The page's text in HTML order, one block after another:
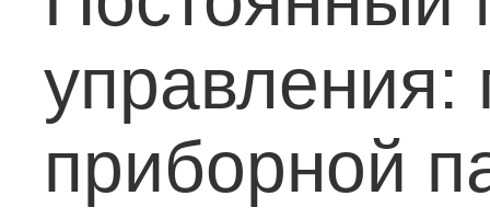
управления:
приборной